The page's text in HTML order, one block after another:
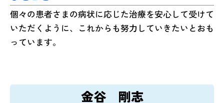
個々の患者さまの病状に応じた治療を安心して受けて
いただくように、これからも努力していきたいとおも
っています。
金谷 剛志